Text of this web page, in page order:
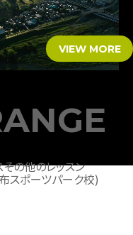
その他のレッスン
スポーツパーク校)
VIEW MORE